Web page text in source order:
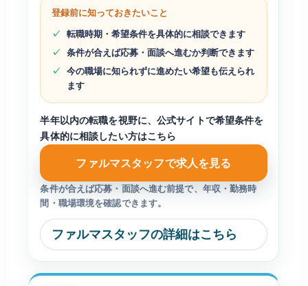
登録前に知っておきたいこと
転職時期・希望条件を具体的に相談できます
条件が合えば応募・面談へ進むか判断できます
今の職場に知られずに進めたい希望も伝えられ
ます
半年以内の転職を視野に、公式サイトで希望条件を
具体的に相談したい方はこちら
ファルマスタッフで求人を見る
条件が合えば応募・面談へ進む前提で、年収・勤務時
間・職場環境を確認できます。
ファルマスタッフの詳細はこちら